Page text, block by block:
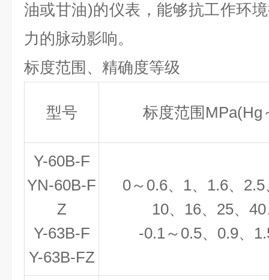
油或甘油)的仪表，能够抗工作环
力的脉动影响。
标度范围、 精确度等级
型号 标度范围 MPa(Hg
Y-60B-F
YN-60B-F
Z
Y-63B-F
Y-63B-FZ
0～ 0.6、 1、 1.6、 2.5
10、 16、 25、 40
-0.1～ 0.5、 0.9、